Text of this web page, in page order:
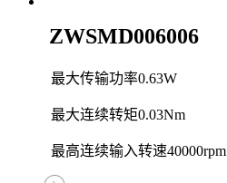
ZWSMD006006
最大传输功率0.63W
最大连续转矩0.03Nm
最高连续输入转速40000rpm